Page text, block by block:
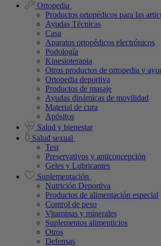
Ortopedia
Productos ortopédicos para las
Ayudas Técnicas
Casa
Aparatos ortopédicos electrónicos
Podología
Kinesioterapia
Otros productos de ortopedia y
Ortopedia deportiva
Productos de masaje
Ayudas dinámicas de movilidad
Material de cura
Apósitos
Salud y bienestar
Salud sexual
Test
Preservativos y anticoncepción
Geles y Lubricantes
Suplementación
Nutrición Deportiva
Productos de alimentación especial
Control de peso
Vitaminas y minerales
Suplementos alimenticios
Otros
Defensas